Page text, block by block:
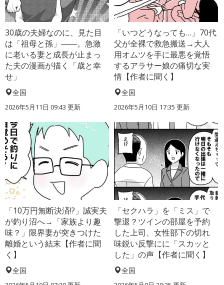
30歳の夫婦なのに、見た目
は「祖母と孫」――。急激
に老いる妻と成長が止まっ
た夫の漫画が描く「歳と幸
せ」
全国
2026年5月11日 09:43 更新
「いつどうなっても…」70代
父が全裸で救急搬送→大人
用オムツを手に最悪を覚悟
するアラサー娘の痛切な実
情【作者に聞く】
全国
2026年5月10日 17:35 更新
「10万円無断決済!?」誠実夫
が釣り沼へ→「家族より趣
味？」限界妻が突きつけた
離婚という結末【作者に聞
く】
全国
「セクハラ」を「ミス」で
撃退？ツインの部屋を予約
した上司、女性部下の切れ
味鋭い反撃にに「スカッと
した」の声【作者に聞く】
全国